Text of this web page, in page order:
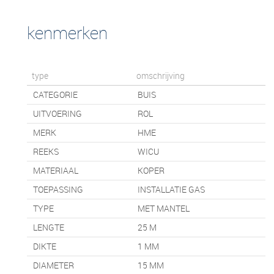
kenmerken
type
omschrijving
CATEGORIE
BUIS
UITVOERING
ROL
MERK
HME
REEKS
WICU
MATERIAAL
KOPER
TOEPASSING
INSTALLATIE GAS
TYPE
MET MANTEL
LENGTE
25 M
DIKTE
1 MM
DIAMETER
15 MM